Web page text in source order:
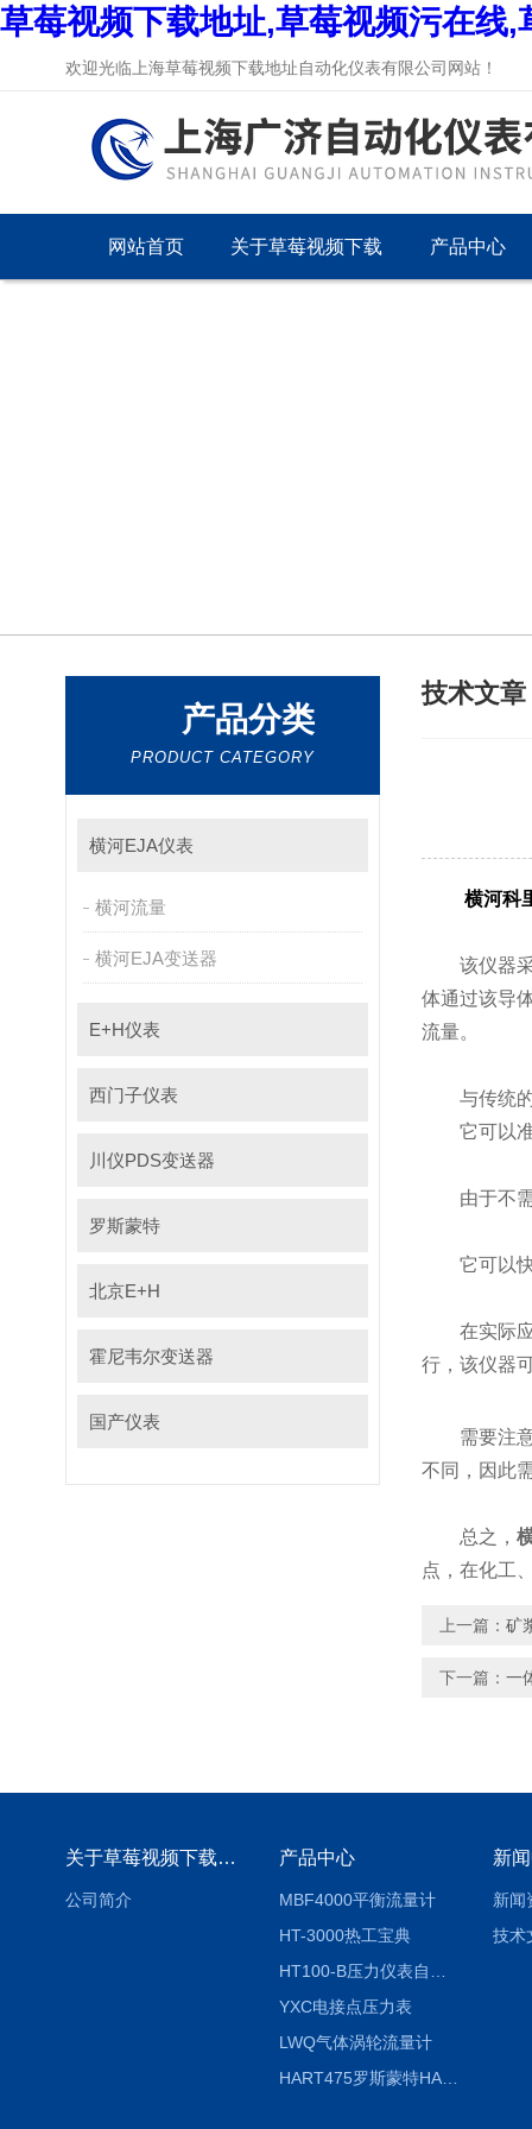
草莓视频下载地址,草莓视频污在线
欢迎光临上海草莓视频下载地址自动化仪表有限公司网站！
网站首页 关于草莓视频下载 产品中心
产品分类
PRODUCT CATEGORY
横河EJA仪表
横河流量
横河EJA变送器
E+H仪表
西门子仪表
川仪PDS变送器
罗斯蒙特
北京E+H
霍尼韦尔变送器
国产仪表
技术文章
横河科
该仪器采用
体通过该导体
流量。
与传统的测
它可以准确
由于不需要
它可以快速
在实际应用
行，该仪
需要注意的
不同，因此
总之，
点，在化工
上一篇： 矿
下一篇： 一
关于草莓视频下载地址
公司简介
产品中心
MBF4000平衡流量计
HT-3000热工宝典
YXC电接点压力表
LWQ气体涡轮流量计
HART475罗斯蒙特HART475手操器
新
新闻
技术